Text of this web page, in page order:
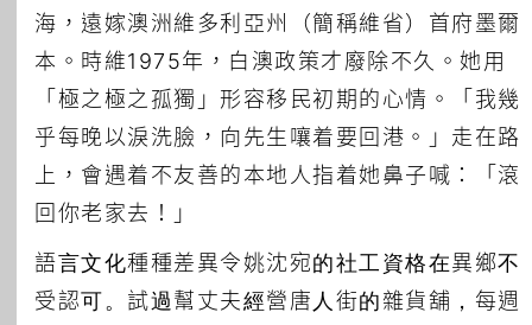
海，遠嫁澳洲維多利亞州（簡稱維省）首府墨爾
本。時維1975年，白澳政策才廢除不久。她用
「極之極之孤獨」形容移民初期的心情。「我幾
乎每晚以淚洗臉，向先生嚷着要回港。」走在路
上，會遇着不友善的本地人指着她鼻子喊：「滾
回你老家去！」
語言文化種種差異令姚沈宛的社工資格在異鄉不
受認可。試過幫丈夫經營唐人街的雜貨舖，每週